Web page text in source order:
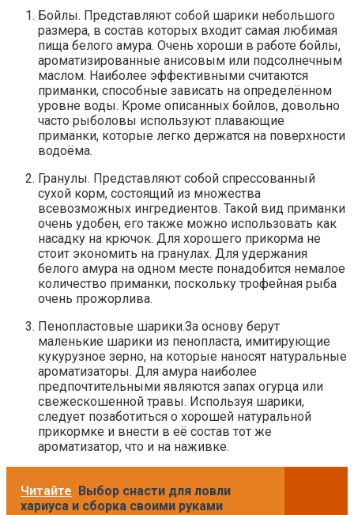
Бойлы. Представляют собой шарики небольшого
размера, в состав которых входит самая любимая
пища белого амура. Очень хороши в работе бойлы,
ароматизированные анисовым или подсолнечным
маслом. Наиболее эффективными считаются
приманки, способные зависать на определённом
уровне воды. Кроме описанных бойлов, довольно
часто рыболовы используют плавающие
приманки, которые легко держатся на поверхности
водоёма.
Гранулы. Представляют собой спрессованный
сухой корм, состоящий из множества
всевозможных ингредиентов. Такой вид приманки
очень удобен, его также можно использовать как
насадку на крючок. Для хорошего прикорма не
стоит экономить на гранулах. Для удержания
белого амура на одном месте понадобится немалое
количество приманки, поскольку трофейная рыба
очень прожорлива.
Пенопластовые шарики.За основу берут
маленькие шарики из пенопласта, имитирующие
кукурузное зерно, на которые наносят натуральные
ароматизаторы. Для амура наиболее
предпочтительными являются запах огурца или
свежескошенной травы. Используя шарики,
следует позаботиться о хорошей натуральной
прикормке и внести в её состав тот же
ароматизатор, что и на наживке.
Читайте
Выбор снасти для ловли
хариуса и сборка своими руками